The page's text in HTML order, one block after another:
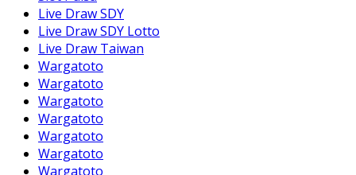
Live Draw SDY
Live Draw SDY Lotto
Live Draw Taiwan
Wargatoto
Wargatoto
Wargatoto
Wargatoto
Wargatoto
Wargatoto
Wargatoto